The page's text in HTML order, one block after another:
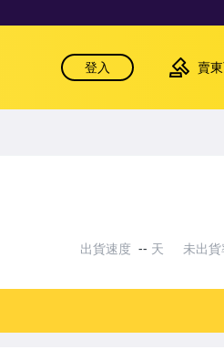
登入 賣
出貨速度 -- 天 未出貨